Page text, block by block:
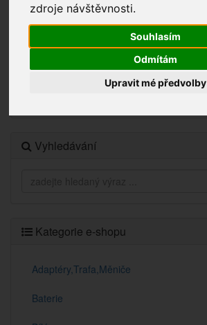
zdroje návštěvnosti.
Souhlasím
Odmítám
Upravit mé předvolby
Vyhledávání
Kategorie e-shopu
Adaptéry,Trafa,Měniče
Baterie